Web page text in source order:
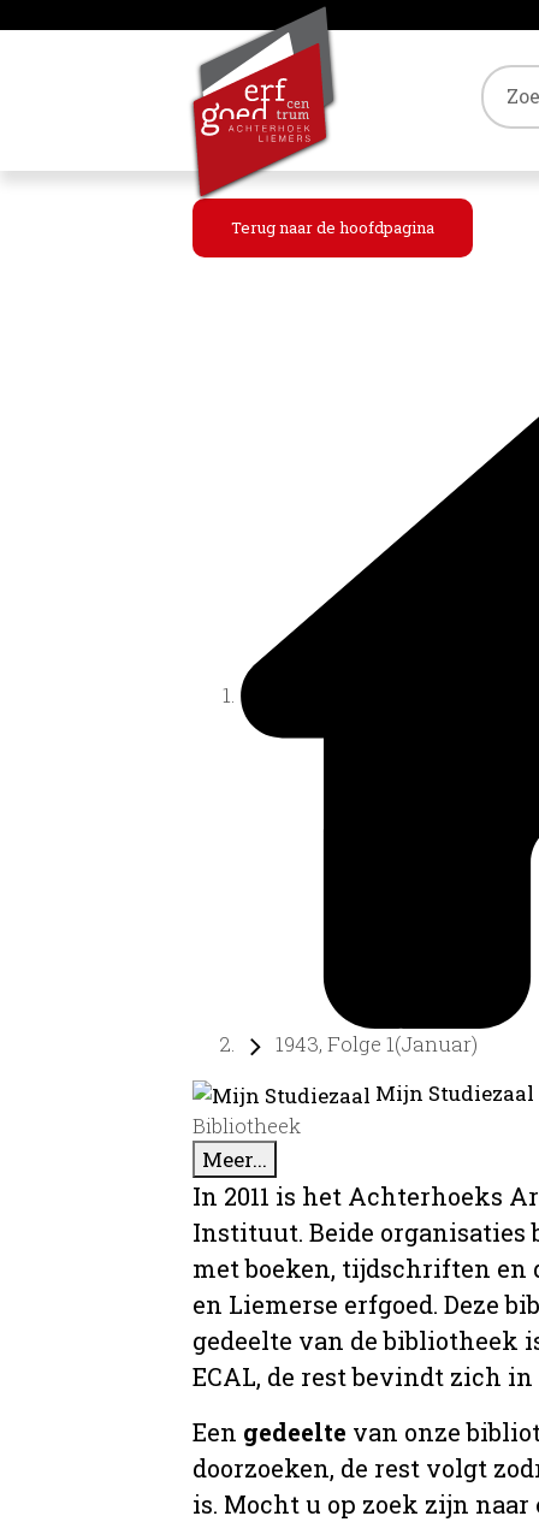
Terug naar de hoofdpagina
1943, Folge 1(Januar)
Mijn
Bibliotheek
Meer...
In 2011 is het Achterhoeks
Instituut. Beide organisaties
met boeken, tijdschriften
en Liemerse erfgoed. Deze
gedeelte van de bibliotheek
ECAL, de rest bevindt zich
Een gedeelte van onze
doorzoeken, de rest volgt
is. Mocht u op zoek zijn